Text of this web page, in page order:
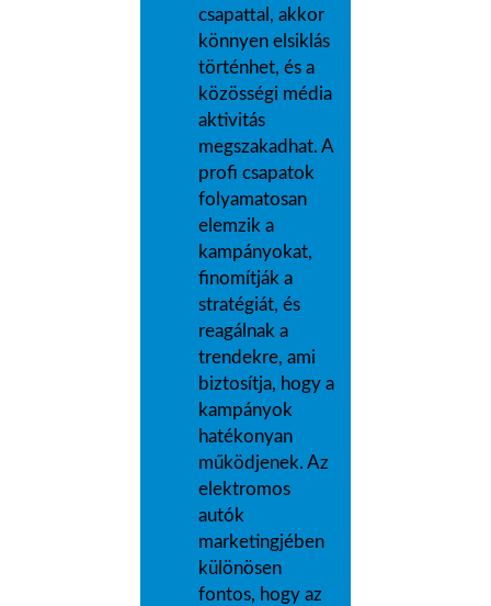
csapattal, akkor
könnyen elsiklás
történhet, és a
közösségi média
aktivitás
megszakadhat. A
profi csapatok
folyamatosan
elemzik a
kampányokat,
finomítják a
stratégiát, és
reagálnak a
trendekre, ami
biztosítja, hogy a
kampányok
hatékonyan
működjenek. Az
elektromos
autók
marketingjében
különösen
fontos, hogy az